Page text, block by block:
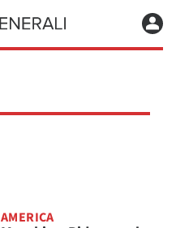
AMERICA